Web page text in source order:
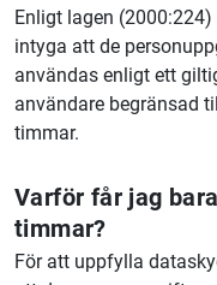
Enligt lagen
intyga att de
användas enligt ett
användare begränsad
timmar.
Varför får jag
timmar?
För att uppfylla